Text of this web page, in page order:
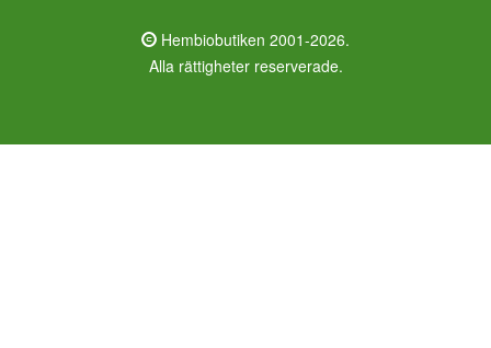
Hembiobutiken 2001-2026.
Alla rättigheter reserverade.